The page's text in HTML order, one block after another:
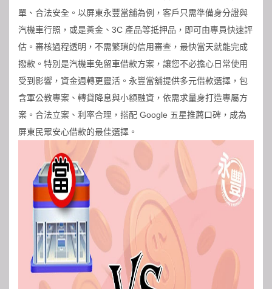
單、合法安全。以屏東永豐當舖為例，客戶只需準備身分證與
汽機車行照，或是黃金、3C 產品等抵押品，即可由專員快速評
估。審核過程透明，不需繁瑣的信用審查，最快當天就能完成
撥款。特別是汽機車免留車借款方案，讓您不必擔心日常使用
受到影響，資金週轉更靈活。永豐當舖提供多元借款選擇，包
含軍公教專案、轉貸降息與小額融資，依需求量身打造專屬方
案。合法立案、利率合理，搭配 Google 五星推薦口碑，成為
屏東民眾安心借款的最佳選擇。